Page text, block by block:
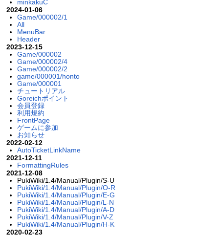
minkakuC
2024-01-06
Game/000002/1
All
MenuBar
Header
2023-12-15
Game/000002
Game/000002/4
Game/000002/2
game/000001/honto
Game/000001
チュートリアル
Goreichポイント
会員登録
利用規約
FrontPage
ゲームに参加
お知らせ
2022-02-12
AutoTicketLinkName
2021-12-11
FormattingRules
2021-12-08
PukiWiki/1.4/Manual/Plugin/S-U
PukiWiki/1.4/Manual/Plugin/O-R
PukiWiki/1.4/Manual/Plugin/E-G
PukiWiki/1.4/Manual/Plugin/L-N
PukiWiki/1.4/Manual/Plugin/A-D
PukiWiki/1.4/Manual/Plugin/V-Z
PukiWiki/1.4/Manual/Plugin/H-K
2020-02-23